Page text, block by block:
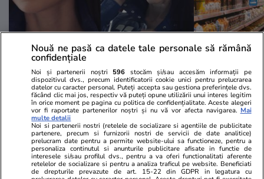
Advertorial
Smart is the new chic: Cum ne
ajută tehnologia să ne reinventăm
Advertorial
voucher de
PARTENERI
Nouă ne pasă ca datele tale personale să rămână
confidențiale
Noi și partenerii noștri 596 stocăm și/sau accesăm informații pe
dispozitivul dvs., precum identificatorii cookie unici pentru prelucrarea
datelor cu caracter personal. Puteți accepta sau gestiona preferințele dvs.
făcând clic mai jos, respectiv vă puteți opune utilizării unui interes legitim
în orice moment pe pagina cu politica de confidențialitate. Aceste alegeri
vor fi raportate partenerilor noștri și nu vă vor afecta navigarea. Mai
multe detalii
Noi si partenerii nostri (retelele de socializare si agentiile de publicitate
partenere, precum si furnizorii nostri de servicii de date analitice)
prelucram date pentru a permite website-ului sa functioneze, pentru a
personaliza continutul si anunturile publicitare afisate in functie de
interesele si/sau profilul dvs., pentru a va oferi functionalitati aferente
retelelor de socializare si pentru a analiza traficul pe website. Beneficiati
de drepturile prevazute de art. 15-22 din GDPR in legatura cu